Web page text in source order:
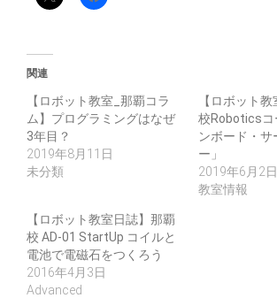
関連
【ロボット教室_那覇コラ
ム】プログラミングはなぜ
3年目？
2019年8月11日
未分類
【ロボット
校Roboticsコ
ンボード・サ
ー」
2019年6月2日
教室情報
【ロボット教室日誌】那覇
校 AD-01 StartUp コイルと
電池で電磁石をつくろう
2016年4月3日
Advanced